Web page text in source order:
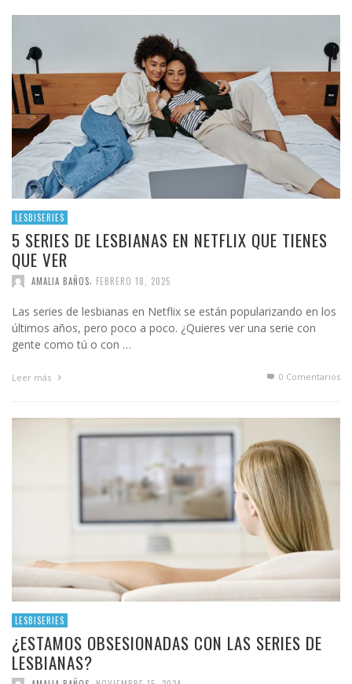
LESBISERIES
5 SERIES DE LESBIANAS EN NETFLIX QUE TIENES
QUE VER
AMALIA BAÑOS FEBRERO 18, 2025
Las series de lesbianas en Netflix se están popularizando en los
últimos años, pero poco a poco. ¿Quieres ver una serie con
gente como tú o con …
Leer más 0 Comentarios
LESBISERIES
¿ESTAMOS OBSESIONADAS CON LAS SERIES DE
LESBIANAS?